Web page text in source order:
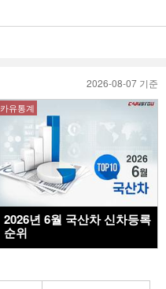
2026-08-07 기준
카유통계
2026년 6월 국산차 신차등록
순위